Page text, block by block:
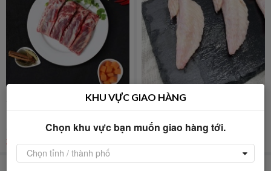
Sườn bò tươi có xương, tươi
ngon và an toàn
Size: Bán theo kg
205.500đ/Kg
Đầu cánh gà tươi loại 1, an
toàn VietGAP
Size: Bán theo kg
72.400đ/Kg
KHU VỰC GIAO HÀNG
Chọn khu vực bạn muốn giao hàng tới.
Chọn tỉnh / thành phố